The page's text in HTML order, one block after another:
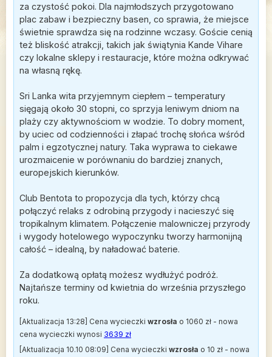
za czystość pokoi. Dla najmłodszych przygotowano
plac zabaw i bezpieczny basen, co sprawia, że miejsce
świetnie sprawdza się na rodzinne wczasy. Goście cenią
też bliskość atrakcji, takich jak świątynia Kande Vihare
czy lokalne sklepy i restauracje, które można odkrywać
na własną rękę.
Sri Lanka wita przyjemnym ciepłem – temperatury
sięgają około 30 stopni, co sprzyja leniwym dniom na
plaży czy aktywnościom w wodzie. To dobry moment,
by uciec od codzienności i złapać trochę słońca wśród
palm i egzotycznej natury. Taka wyprawa to ciekawe
urozmaicenie w porównaniu do bardziej znanych,
europejskich kierunków.
Club Bentota to propozycja dla tych, którzy chcą
połączyć relaks z odrobiną przygody i nacieszyć się
tropikalnym klimatem. Połączenie malowniczej przyrody
i wygody hotelowego wypoczynku tworzy harmonijną
całość – idealną, by naładować baterie.
Za dodatkową opłatą możesz wydłużyć podróż.
Najtańsze terminy od kwietnia do września przyszłego
roku.
[Aktualizacja 13:28] Cena wycieczki wzrosła o 1060 zł - nowa
cena wycieczki wynosi 3639 zł
[Aktualizacja 10.10 08:09] Cena wycieczki wzrosła o 10 zł - nowa